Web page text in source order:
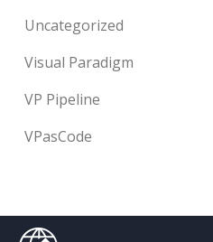
Uncategorized
Visual Paradigm
VP Pipeline
VPasCode